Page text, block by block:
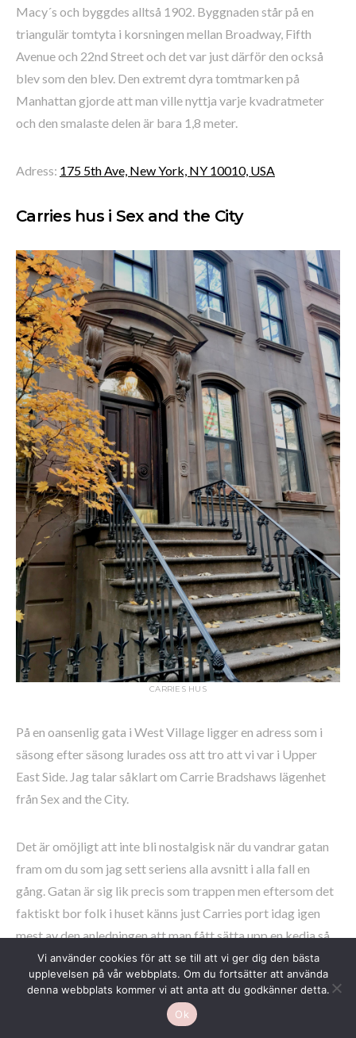
Macy´s och byggdes alltså 1902. Byggnaden står på en
triangulär tomtyta i korsningen mellan Broadway, Fifth
Avenue och 22nd Street och det var just därför den också
blev som den blev. Den extremt dyra tomtmarken på
Manhattan gjorde att man ville nyttja varje kvadratmeter
och den smalaste delen är bara 1,8 meter.
Adress: 175 5th Ave, New York, NY 10010, USA
Carries hus i Sex and the City
CARRIES HUS
På en oansenlig gata i West Village ligger en adress som i
säsong efter säsong lurades oss att tro att vi var i Upper
East Side. Jag talar såklart om Carrie Bradshaws lägenhet
från Sex and the City.
Det är omöjligt att inte bli nostalgisk när du vandrar gatan
fram om du som jag sett seriens alla avsnitt i alla fall en
gång. Gatan är sig lik precis som trappen men eftersom det
faktiskt bor folk i huset känns just Carries port idag igen
mest av den anledningen att man fått sätta upp en kedja så
att folk inte ska sitta på trappan eller ännu värre kanske,
knacka på.
Men en oskyldig liten titt får de stå ut med.
Vi använder cookies för att se till att vi ger dig den bästa
upplevelsen på vår webbplats. Om du fortsätter att använda
denna webbplats kommer vi att anta att du godkänner detta.
Ok